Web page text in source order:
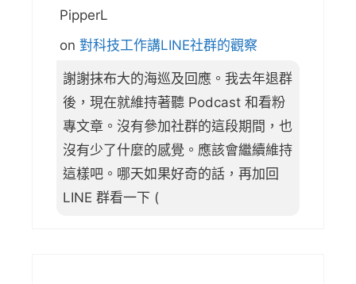
PipperL
on 對科技工作講LINE社群的觀察
謝謝抹布大的海巡及回應。我去年退群
後，現在就維持著聽 Podcast 和看粉
專文章。沒有參加社群的這段期間，也
沒有少了什麼的感覺。應該會繼續維持
這樣吧。哪天如果好奇的話，再加回
LINE 群看一下 (